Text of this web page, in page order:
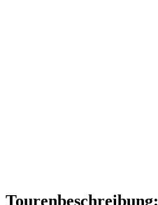
Tourenbeschreibung: